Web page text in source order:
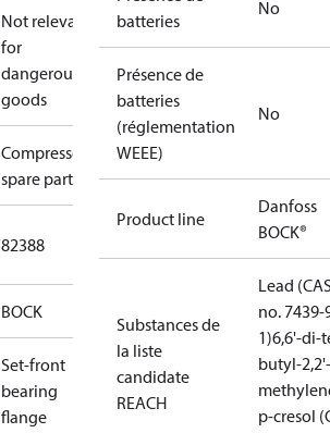
Not relevant
for
dangerous
goods
Compressors
spare parts
82388
BOCK
Set-front
bearing
flange
batteries
No
Présence de
batteries
(réglementation
WEEE)
No
Product line
Danfoss
BOCK®
Substances de
la liste
candidate
REACH
Lead
no. 7439-
1)6,6'-di-
butyl-2,2'-
p-cresol